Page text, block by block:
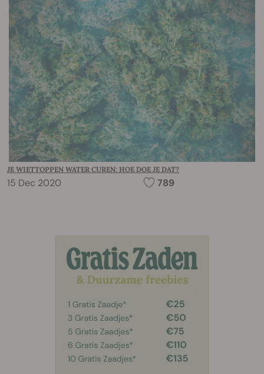
JE WIETTOPPEN WATER CUREN: HOE DOE JE DAT?
15 Dec 2020 789